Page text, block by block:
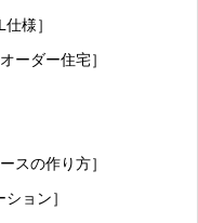
様］
ーダー住宅］
スの作り方］
ョン］